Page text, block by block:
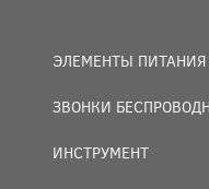
ЭЛЕМЕНТЫ ПИТАНИЯ
ЗВОНКИ
ИНСТРУМЕНТ